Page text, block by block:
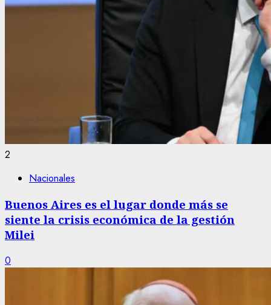
2
Nacionales
Buenos Aires es el lugar donde más se
siente la crisis económica de la gestión
Milei
0